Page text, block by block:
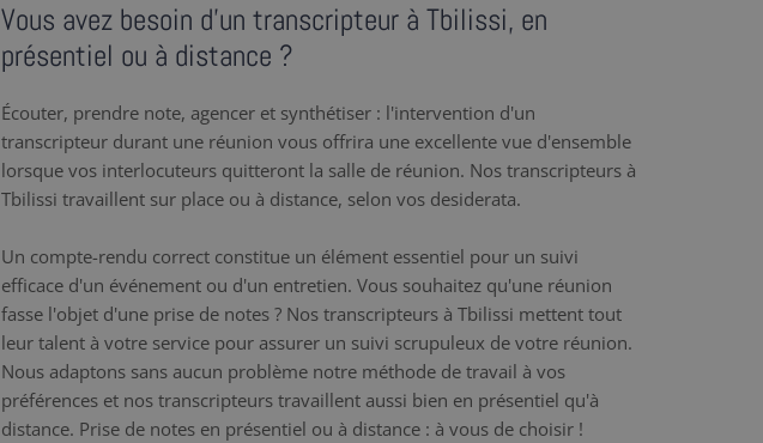
Vous avez besoin d’un transcripteur à Tbilissi, en
présentiel ou à distance ?
Écouter, prendre note, agencer et synthétiser : l'intervention d'un
transcripteur durant une réunion vous offrira une excellente vue d'ensemble
lorsque vos interlocuteurs quitteront la salle de réunion. Nos transcripteurs à
Tbilissi travaillent sur place ou à distance, selon vos desiderata.
Un compte-rendu correct constitue un élément essentiel pour un suivi
efficace d'un événement ou d'un entretien. Vous souhaitez qu'une réunion
fasse l'objet d'une prise de notes ? Nos transcripteurs à Tbilissi mettent tout
leur talent à votre service pour assurer un suivi scrupuleux de votre réunion.
Nous adaptons sans aucun problème notre méthode de travail à vos
préférences et nos transcripteurs travaillent aussi bien en présentiel qu'à
distance. Prise de notes en présentiel ou à distance : à vous de choisir !